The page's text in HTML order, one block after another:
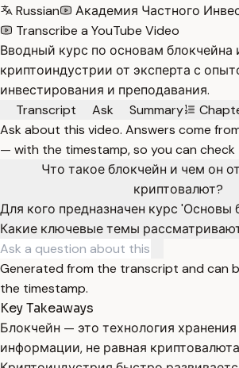
Russian
Академия Частного
Transcribe a YouTube Video
Вводный курс по основам блокчейна
криптоиндустрии от эксперта с
инвестирования и преподавания.
Transcript
Ask Summary
Ask about this video. Answers come
— with the timestamp, so you can check
Что такое блокчейн и чем он
криптовалют?
Для кого предназначен курс 'Основы
Какие ключевые темы
Generated from the transcript and can
the timestamp.
Key Takeaways
Блокчейн — это технология
информации, не равная